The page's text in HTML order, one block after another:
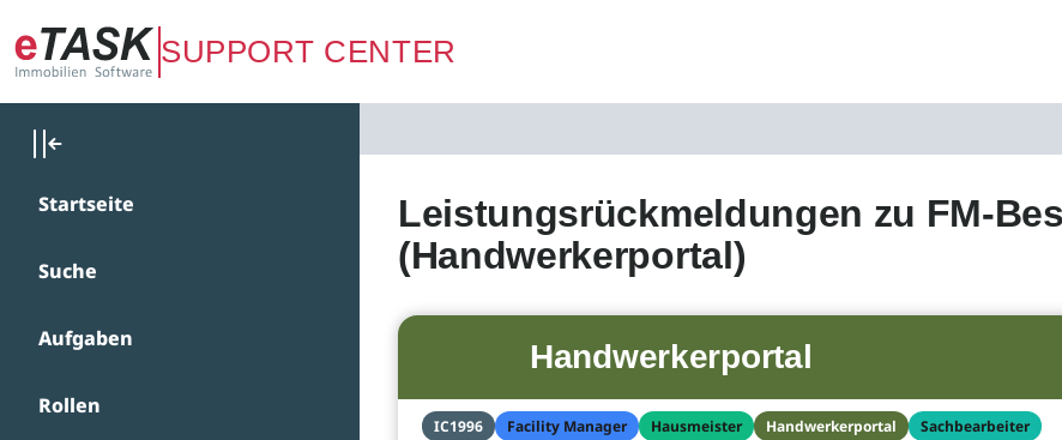
Zum Hauptinhalt springen
SUPPORT CENTER
Startseite
Suche
Aufgaben
Rollen
Leistungsrückmeldungen zu FM-
(Handwerkerportal)
Handwerkerportal
IC1996 Facility Manager Hausmeister Handwerkerportal Sachbearbeiter